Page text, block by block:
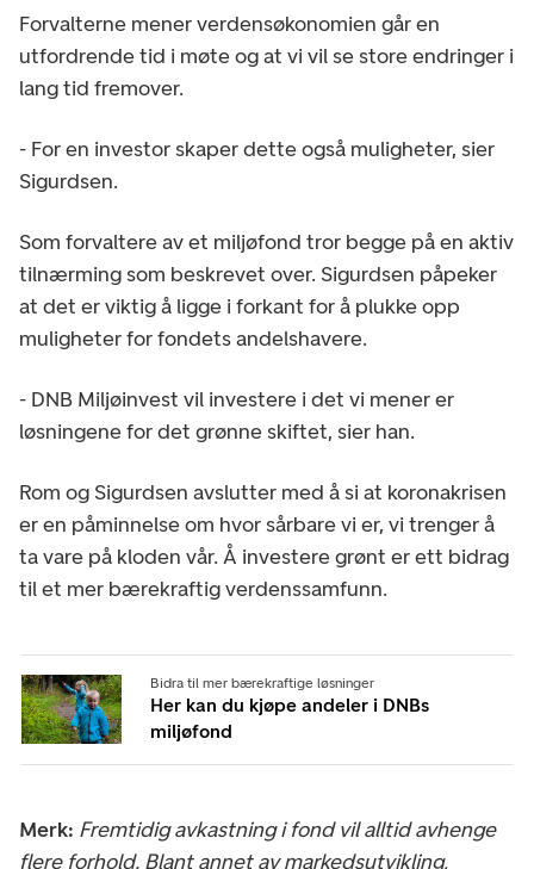
Forvalterne mener verdensøkonomien går en
utfordrende tid i møte og at vi vil se store endringer i
lang tid fremover.
- For en investor skaper dette også muligheter, sier
Sigurdsen.
Som forvaltere av et miljøfond tror begge på en aktiv
tilnærming som beskrevet over. Sigurdsen påpeker
at det er viktig å ligge i forkant for å plukke opp
muligheter for fondets andelshavere.
- DNB Miljøinvest vil investere i det vi mener er
løsningene for det grønne skiftet, sier han.
Rom og Sigurdsen avslutter med å si at koronakrisen
er en påminnelse om hvor sårbare vi er, vi trenger å
ta vare på kloden vår. Å investere grønt er ett bidrag
til et mer bærekraftig verdenssamfunn.
Bidra til mer bærekraftige løsninger
Her kan du kjøpe andeler i DNBs
miljøfond
Merk: Fremtidig avkastning i fond vil alltid avhenge
flere forhold. Blant annet av markedsutvikling,